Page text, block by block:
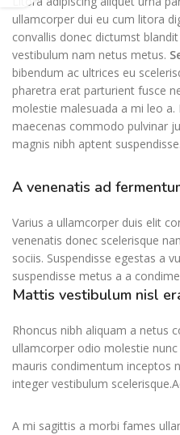
ullamcorper dui eu cum litora
convallis donec dictumst
vestibulum nam netus metus.
bibendum ac ultrices eu
pharetra erat parturient fusce
molestie malesuada a mi leo a.
maecenas commodo pulvinar
magnis nibh aptent suspendisse.
A venenatis ad
Varius a ullamcorper duis elit
venenatis donec scelerisque
sociis. Suspendisse egestas a
suspendisse metus a a
Mattis vestibulum nisl
Rhoncus nibh aliquam a netus
ullamcorper odio molestie
mauris condimentum inceptos
integer vestibulum
A mi sagittis a morbi fames